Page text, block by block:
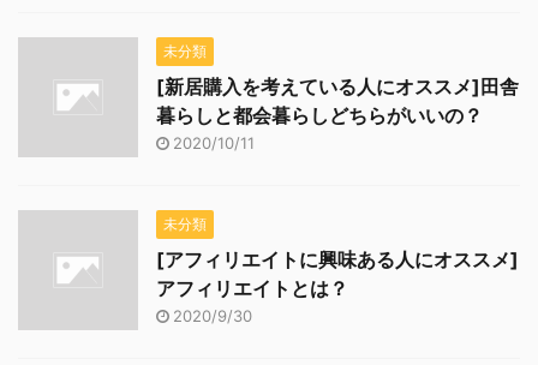
未分類
[新居購入を考えている人にオススメ]田舎
暮らしと都会暮らしどちらがいいの？
2020/10/11
未分類
[アフィリエイトに興味ある人にオススメ]
アフィリエイトとは？
2020/9/30